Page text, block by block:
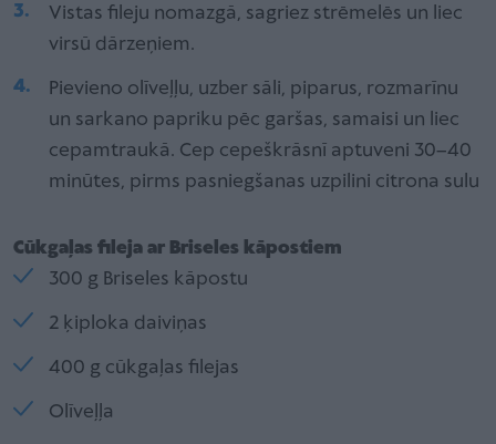
Vistas fileju nomazgā, sagriez strēmelēs un liec
virsū dārzeņiem.
Pievieno olīveļļu, uzber sāli, piparus, rozmarīnu
un sarkano papriku pēc garšas, samaisi un liec
cepamtraukā. Cep cepeškrāsnī aptuveni 30–40
minūtes, pirms pasniegšanas uzpilini citrona sulu
Cūkgaļas fileja ar Briseles kāpostiem
300 g Briseles kāpostu
2 ķiploka daiviņas
400 g cūkgaļas filejas
Olīveļļa